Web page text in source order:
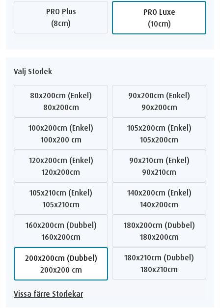
PRO Plus
(8cm)
PRO Luxe
(10cm)
Välj Storlek
80x200cm (Enkel)
80x200cm
90x200cm (Enkel)
90x200cm
100x200cm (Enkel)
100x200 cm
105x200cm (Enkel)
105x200cm
120x200cm (Enkel)
120x200cm
90x210cm (Enkel)
90x210cm
105x210cm (Enkel)
105x210cm
140x200cm (Enkel)
140x200cm
160x200cm (Dubbel)
160x200cm
180x200cm (Dubbel)
180x200cm
200x200cm (Dubbel)
200x200 cm
180x210cm (Dubbel)
180x210cm
Vissa färre Storlekar